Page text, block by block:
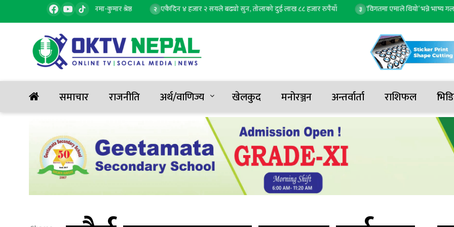
प्रतिबद्धतासहित मैदानमा-कुमार श्रेष्ठ एकैदिन ४ हजार २ सयले बढ्यो सुन, तोलाको दुई लाख ८८ हजार रुपैयाँ ‘विगतमा एमाले थियो’ भन्ने भाष्य गलत
समाचार राजनीति अर्थ/वाणिज्य खेलकुद मनोरञ्जन अन्तर्वार्ता राशिफल